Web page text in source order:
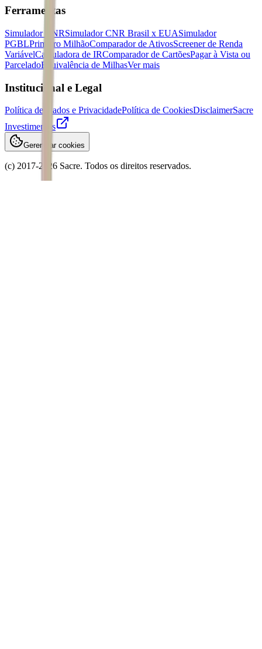
Ferramentas
Simulador CNRSimulador CNR Brasil x EUASimulador
PGBLPrimeiro MilhãoComparador de AtivosScreener de Renda
VariávelCalculadora de IRComparador de CartõesPagar à Vista ou
ParceladoEquivalência de MilhasVer mais
Institucional e Legal
Política de Dados e PrivacidadePolítica de CookiesDisclaimerSacre
Investimentos
Gerenciar cookies
(c) 2017-2026 Sacre. Todos os direitos reservados.